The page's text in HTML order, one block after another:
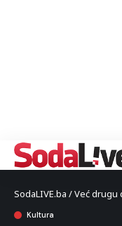
SodaLIVE.ba / Već
Kultura